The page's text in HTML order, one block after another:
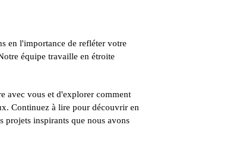
en l'importance de refléter votre
équipe travaille en étroite
avec vous et d'explorer comment
Continuez à lire pour découvrir en
projets inspirants que nous avons